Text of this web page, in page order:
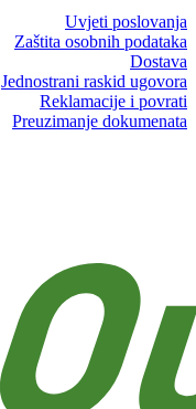
Uvjeti poslovanja
Zaštita osobnih podataka
Dostava
Jednostrani raskid ugovora
Reklamacije i povrati
Preuzimanje dokumenata